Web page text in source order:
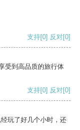
支持[0] 反对[0]
受到高品质的旅行体
支持[0] 反对[0]
玩了好几个小时，还